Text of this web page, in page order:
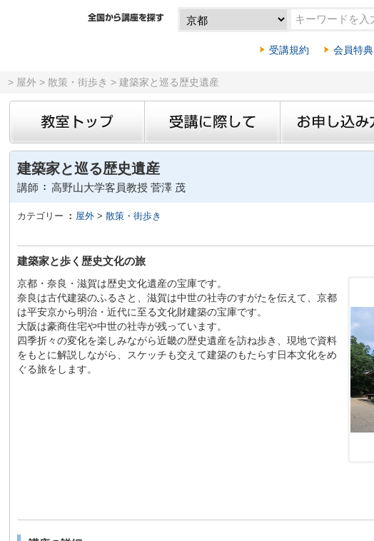
受講規約 会員特典
> 屋外 > 散策・街歩き > 建築家と巡る歴史遺産
建築家と巡る歴史遺産
講師 高野山大学客員教授 菅澤 茂
カテゴリー 屋外> 散策・街歩き
建築家と歩く歴史文化の旅
京都・奈良・滋賀は歴史文化遺産の宝庫です。
奈良は古代建築のふるさと、滋賀は中世の社寺のすがたを伝えて、京都
は平安京から明治・近代に至る文化財建築の宝庫です。
大阪は豪商住宅や中世の社寺が残っています。
四季折々の変化を楽しみながら近畿の歴史遺産を訪ね歩き、現地で資料
をもとに解説しながら、スケッチも交えて建築のもたらす日本文化をめ
ぐる旅をします。
特別・短期・1日講座